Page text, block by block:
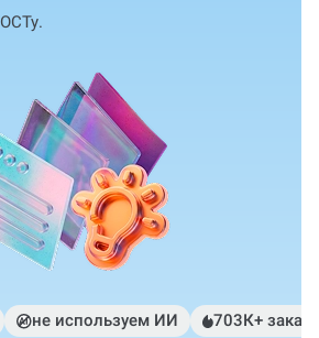
не используем ИИ 703К+